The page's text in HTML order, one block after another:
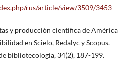
rus/article/view/3509/3453
y producción científica de América
en Scielo, Redalyc y Scopus.
bibliotecología, 34(2), 187-199.